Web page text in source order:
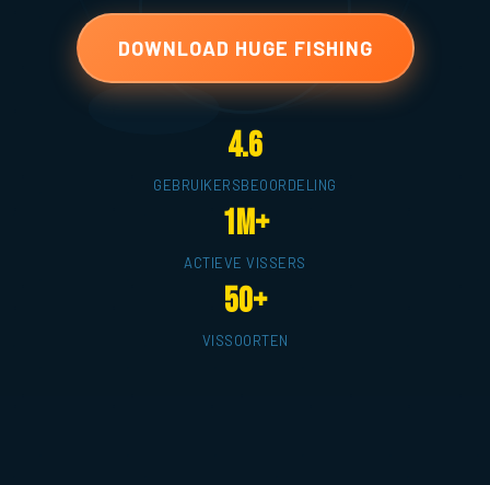
DOWNLOAD HUGE FISHING
4.6
GEBRUIKERSBEOORDELING
1M+
ACTIEVE VISSERS
50+
VISSOORTEN